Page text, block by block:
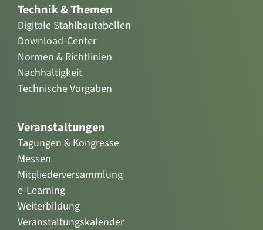
Technik & Themen
Digitale Stahlbautabellen
Download-Center
Normen & Richtlinien
Nachhaltigkeit
Technische Vorgaben
Veranstaltungen
Tagungen & Kongresse
Messen
Mitgliederversammlung
e-Learning
Weiterbildung
Veranstaltungskalender